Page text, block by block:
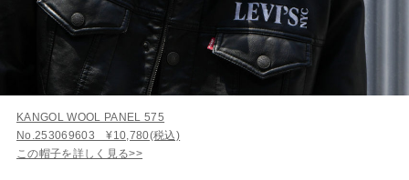
KANGOL WOOL PANEL 575
No.253069603 ¥10,780(税込)
この帽子を詳しく見る>>